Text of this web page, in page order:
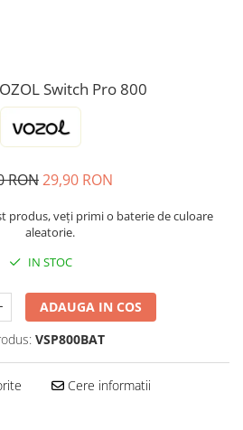
uri
Switch Pro 800
RON29,90 RON
produs, veți primi o baterie de culoare
aleatorie.
IN STOC
ADAUGA IN COS
VSP800BAT
Cere informatii